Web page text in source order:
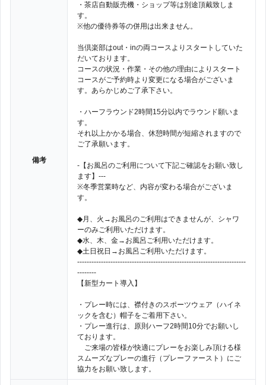
備考
・茶店自動販売機・ショップ等は別途頂戴致しま
す。
※他の優待券等の併用は出来ません。
当倶楽部はout・inの両コースよりスタートしていた
だいております。
コースの状況・作業・その他の理由によりスタート
コースがご予約時より変更になる場合がございま
す。あらかじめご了承下さい。
・ハーフラウンド2時間15分以内でラウンド願いま
す。
それ以上かかる場合、休憩時間が短縮されますので
ご了承願います。
-【お風呂のご利用について下記ご確認をお願い致し
ます】---
※冬季営業時など、内容が変わる場合がございま
す。
◆月、火→お風呂のご利用はできませんが、シャワ
ーのみご利用いただけます。
◆水、木、金→お風呂ご利用いただけます。
◆土日祝日→お風呂ご利用いただけます。
-----------------------------------------------------------------------
--------
【新型カート導入】
・プレー時には、襟付きのスポーツウェア（ハイネ
ックを含む）帽子をご着用下さい。
・プレー進行は、原則ハーフ2時間10分でお願いし
ております。
ご来場の皆様が快適にプレーをお楽しみ頂ける様
スムーズなプレーの進行（プレーファースト）にご
協力をお願い致します。